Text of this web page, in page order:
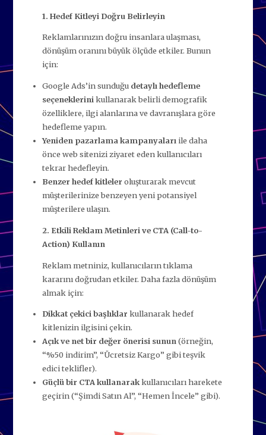
1. Hedef Kitleyi Doğru Belirleyin
Reklamlarınızın doğru insanlara ulaşması,
dönüşüm oranını büyük ölçüde etkiler. Bunun
için:
Google Ads’in sunduğu detaylı hedefleme
seçeneklerini kullanarak belirli demografik
özelliklere, ilgi alanlarına ve davranışlara göre
hedefleme yapın.
Yeniden pazarlama kampanyaları ile daha
önce web sitenizi ziyaret eden kullanıcıları
tekrar hedefleyin.
Benzer hedef kitleler oluşturarak mevcut
müşterilerinize benzeyen yeni potansiyel
müşterilere ulaşın.
2. Etkili Reklam Metinleri ve CTA (Call-to-
Action) Kullanın
Reklam metniniz, kullanıcıların tıklama
kararını doğrudan etkiler. Daha fazla dönüşüm
almak için:
Dikkat çekici başlıklar kullanarak hedef
kitlenizin ilgisini çekin.
Açık ve net bir değer önerisi sunun(örneğin,
“%50 indirim”, “Ücretsiz Kargo” gibi teşvik
edici teklifler).
Güçlü bir CTA kullanarakkullanıcıları harekete
geçirin (“Şimdi Satın Al”, “Hemen İncele” gibi).